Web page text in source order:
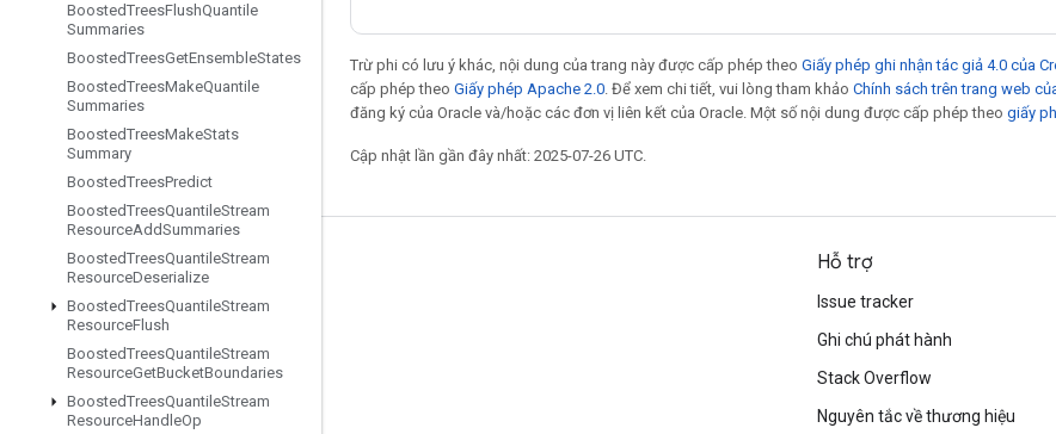
BoostedTreesFlushQuantile
Summaries
BoostedTreesGetEnsembleStates
BoostedTreesMakeQuantile
Summaries
BoostedTreesMakeStats
Summary
BoostedTreesPredict
BoostedTreesQuantileStream
ResourceAddSummaries
BoostedTreesQuantileStream
ResourceDeserialize
BoostedTreesQuantileStream
ResourceFlush
BoostedTreesQuantileStream
ResourceGetBucketBoundaries
BoostedTreesQuantileStream
ResourceHandleOp
Trừ phi có lưu ý khác, nội dung của trang này được cấp phép theo Giấy phép ghi nhận tác giả 4.0 của
cấp phép theo Giấy phép Apache 2.0 . Để xem chi tiết, vui lòng tham khảo Chính sách trên trang web
đăng ký của Oracle và/hoặc các đơn vị liên kết của Oracle. Một số nội dung được cấp phép theo giấy
Cập nhật lần gần đây nhất: 2025-07-26 UTC.
Giữ liên lạc
Blog
GitHub
Twitter
Hỗ trợ
Issue tracker
Ghi chú phát hành
Stack Overflow
Nguyên tắc về thương hiệu